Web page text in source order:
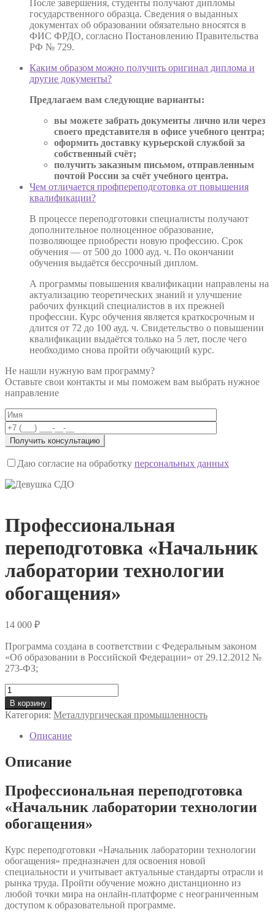
После завершения, студенты получают дипломы
государственного образца. Сведения о выданных
документах об образовании обязательно вносятся в
ФИС ФРДО, согласно Постановлению Правительства
РФ № 729.
Каким образом можно получить оригинал диплома и
другие документы?
Предлагаем вам следующие варианты:
вы можете забрать документы лично или через
своего представителя в офисе учебного центра;
оформить доставку курьерской службой за
собственный счёт;
получить заказным письмом, отправленным
почтой России за счёт учебного центра.
Чем отличается профпереподготовка от повышения
квалификации?
В процессе переподготовки специалисты получают
дополнительное полноценное образование,
позволяющее приобрести новую профессию. Срок
обучения — от 500 до 1000 ауд. ч. По окончании
обучения выдаётся бессрочный диплом.
А программы повышения квалификации направлены на
актуализацию теоретических знаний и улучшение
рабочих функций специалистов в их прежней
профессии. Курс обучения является краткосрочным и
длится от 72 до 100 ауд. ч. Свидетельство о повышении
квалификации выдаётся только на 5 лет, после чего
необходимо снова пройти обучающий курс.
Не нашли нужную вам программу?
Оставьте свои контакты и мы поможем вам выбрать нужное
направление
Даю согласие на обработку персональных данных
Профессиональная
переподготовка «Начальник
лаборатории технологии
обогащения»
14 000 ₽
Программа создана в соответствии с Федеральным законом
«Об образовании в Российской Федерации» от 29.12.2012 №
273-ФЗ;
Количество
товара
Профессиональная
переподготовка
«Начальник
лаборатории
технологии
обогащения»
В корзину
Категория: Металлургическая промышленность
Описание
Описание
Профессиональная переподготовка
«Начальник лаборатории технологии
обогащения»
Курс переподготовки «Начальник лаборатории технологии
обогащения» предназначен для освоения новой
специальности и учитывает актуальные стандарты отрасли и
рынка труда. Пройти обучение можно дистанционно из
любой точки мира на онлайн-платформе с неограниченным
доступом к образовательной программе.